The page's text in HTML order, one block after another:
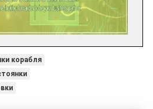
корабля